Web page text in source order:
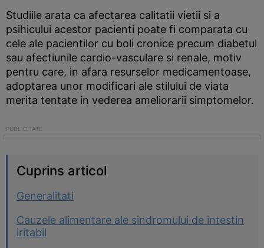
Studiile arata ca afectarea calitatii vietii si a
psihicului acestor pacienti poate fi comparata cu
cele ale pacientilor cu boli cronice precum diabetul
sau afectiunile cardio-vasculare si renale, motiv
pentru care, in afara resurselor medicamentoase,
adoptarea unor modificari ale stilului de viata
merita tentate in vederea ameliorarii simptomelor.
Cuprins articol
Generalitati
Cauzele alimentare ale sindromului de intestin
iritabil